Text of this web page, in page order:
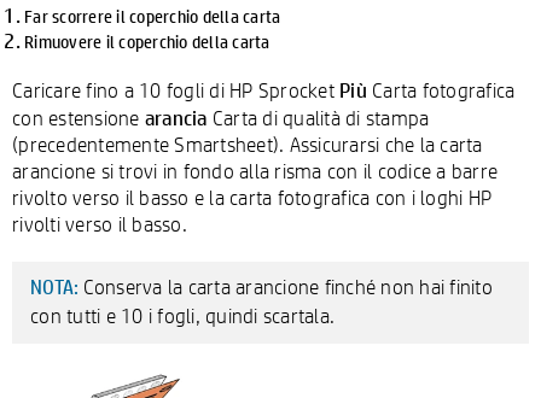
Far scorrere il coperchio della carta
Rimuovere il coperchio della carta
Caricare fino a 10 fogli di HP Sprocket Più Carta fotografica
con estensione arancia Carta di qualità di stampa
(precedentemente Smartsheet). Assicurarsi che la carta
arancione si trovi in fondo alla risma con il codice a barre
rivolto verso il basso e la carta fotografica con i loghi HP
rivolti verso il basso.
NOTA: Conserva la carta arancione finché non hai finito
con tutti e 10 i fogli, quindi scartala.